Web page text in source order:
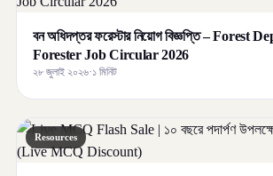
বন অধিদপ্তর ফরেস্টার নিয়োগ বিজ্ঞপ্তি – Forest
Forester Job Circular 2026
২৮ জুলাই ২০২৬·১ মিনিট
Resources